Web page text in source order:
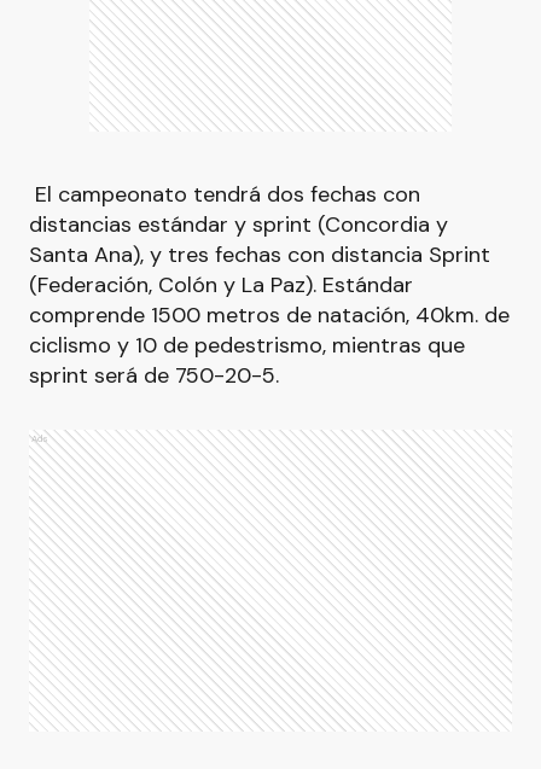
El campeonato tendrá dos fechas con
distancias estándar y sprint (Concordia y
Santa Ana), y tres fechas con distancia Sprint
(Federación, Colón y La Paz). Estándar
comprende 1500 metros de natación, 40km. de
ciclismo y 10 de pedestrismo, mientras que
sprint será de 750-20-5.
Ads